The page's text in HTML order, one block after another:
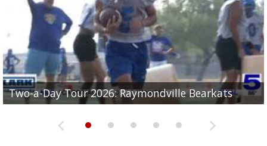
Two-a-Day Tour 2026: Raymondville Bearkats
Two-a-Day Tour 2026: Port Isabel Tarpons
UTRGV football ranks fourth in SLC preseason poll
and receiving votes in...
Two-a-Day Tour 2026: Santa Rosa Warriors
Two-a-Day Tour 2026: Edcouch-Elsa Yellowjackets